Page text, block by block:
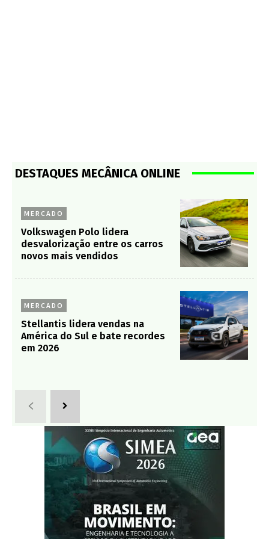
DESTAQUES MECÂNICA ONLINE
MERCADO
Volkswagen Polo lidera
desvalorização entre os carros
novos mais vendidos
MERCADO
Stellantis lidera vendas na
América do Sul e bate recordes
em 2026